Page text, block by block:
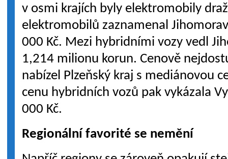
v osmi krajích byly elektromobily
elektromobilů zaznamenal
000 Kč. Mezi hybridními vozy vedl
1,214 milionu korun. Cenově
nabízel Plzeňský kraj s mediánovou
cenu hybridních vozů pak vykázala
000 Kč.
Regionální favorité se nemění